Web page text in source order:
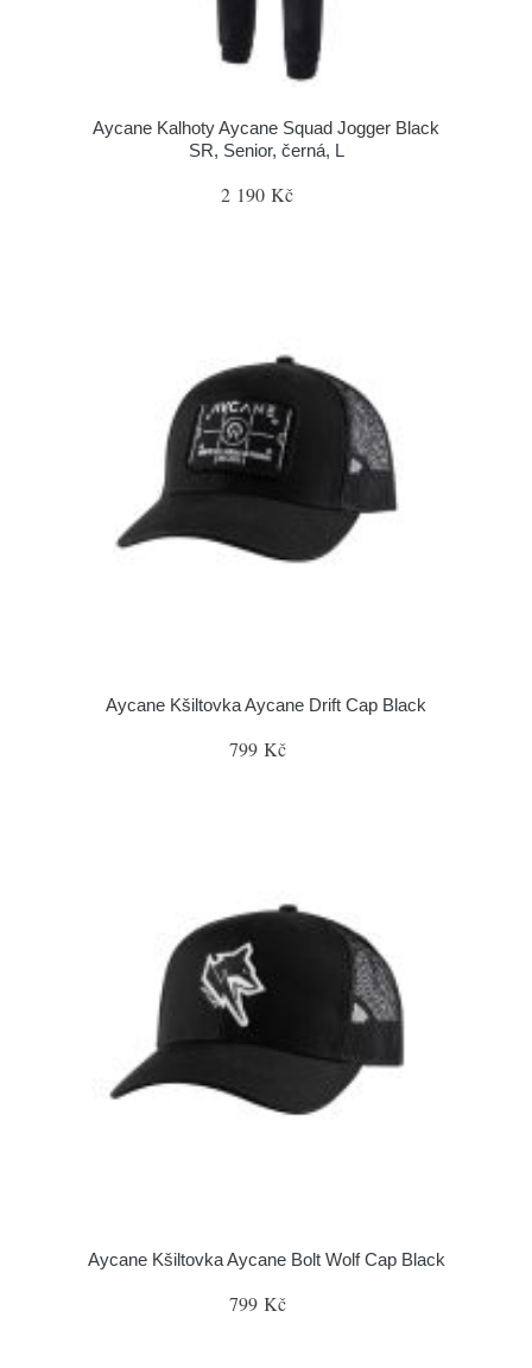
Aycane Kalhoty Aycane Squad Jogger Black
SR, Senior, černá, L
2 190 Kč
Aycane Kšiltovka Aycane Drift Cap Black
799 Kč
Aycane Kšiltovka Aycane Bolt Wolf Cap Black
799 Kč